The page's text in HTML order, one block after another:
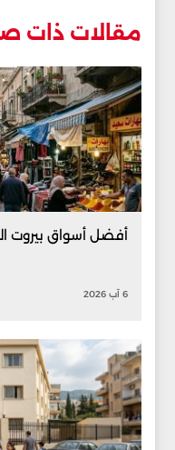
مقالات ذات
أفضل أسواق بيروت
6 آب 2026